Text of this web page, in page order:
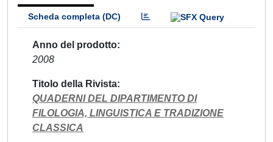
Scheda completa (DC)
Anno del prodotto
2008
Titolo della Rivista
QUADERNI DEL DIPARTIMENTO DI
FILOLOGIA, LINGUISTICA E TRADIZIONE
CLASSICA